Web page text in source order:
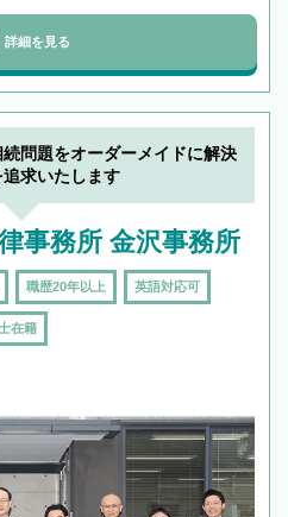
詳細を見る
続問題をオーダーメイドに解決
追求いたします
事務所 金沢事務所
職歴20年以上 英語対応可
在籍